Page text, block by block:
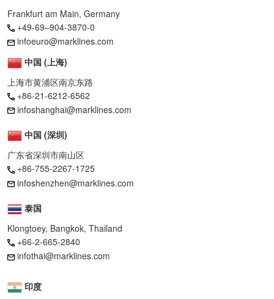
Frankfurt am Main, Germany
+49-69–904-3870-0
infoeuro@marklines.com
中国 (上海)
上海市黄浦区南京东路
+86-21-6212-6562
infoshanghai@marklines.com
中国 (深圳)
广东省深圳市南山区
+86-755-2267-1725
infoshenzhen@marklines.com
泰国
Klongtoey, Bangkok, Thailand
+66-2-665-2840
infothai@marklines.com
印度